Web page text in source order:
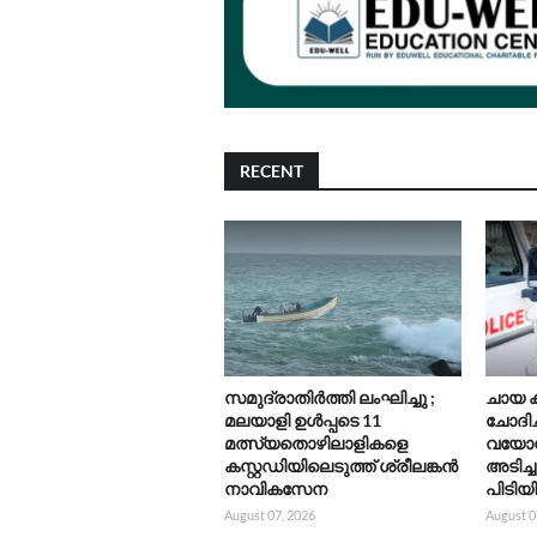
RECENT
സമുദ്രാതിർത്തി ലംഘിച്ചു ;
മലയാളി ഉൾപ്പടെ 11
മത്സ്യതൊഴിലാളികളെ
കസ്റ്റഡിയിലെടുത്ത് ശ്രീലങ്കൻ
നാവികസേന
August 07, 2026
ചായ
August